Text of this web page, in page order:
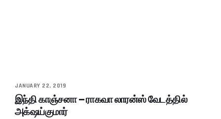
JANUARY 22, 2019
இந்தி காஞ்சனா – ராகவா லாரன்ஸ் வேடத்தில்
அக்‌ஷய்குமார்